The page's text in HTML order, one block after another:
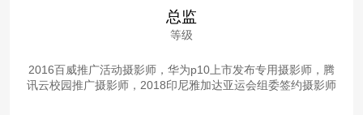
总监
等级
2016百威推广活动摄影师，华为p10上市发布专用摄影师，腾
讯云校园推广摄影师，2018印尼雅加达亚运会组委签约摄影师